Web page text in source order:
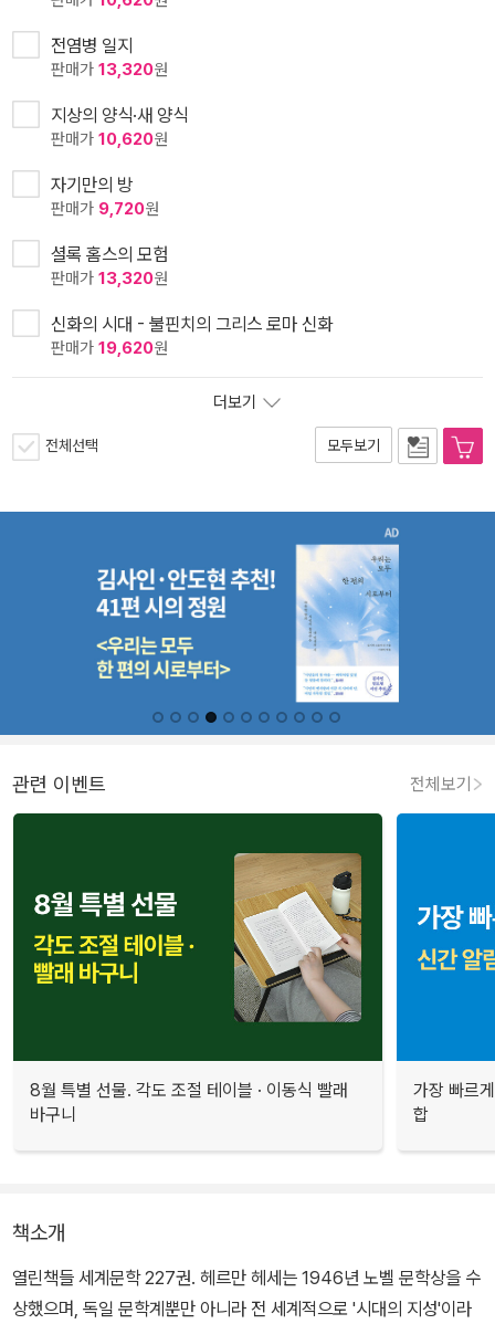
전염병 일지
판매가 13,320원
지상의 양식·새 양식
판매가 10,620원
자기만의 방
판매가 9,720원
셜록 홈스의 모험
판매가 13,320원
신화의 시대 - 불핀치의 그리스 로마 신화
판매가 19,620원
더보기
전체선택 모두보기
관련 이벤트 전체보기
8월 특별 선물. 각도 조절 테이블 · 이동식 빨래
바구니
가장 빠르
합
책소개
열린책들 세계문학 227권. 헤르만 헤세는 1946년 노벨 문학상을 수
상했으며, 독일 문학계뿐만 아니라 전 세계적으로 '시대의 지성'이라